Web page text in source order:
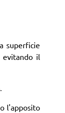
superficie
evitando il
l'apposito